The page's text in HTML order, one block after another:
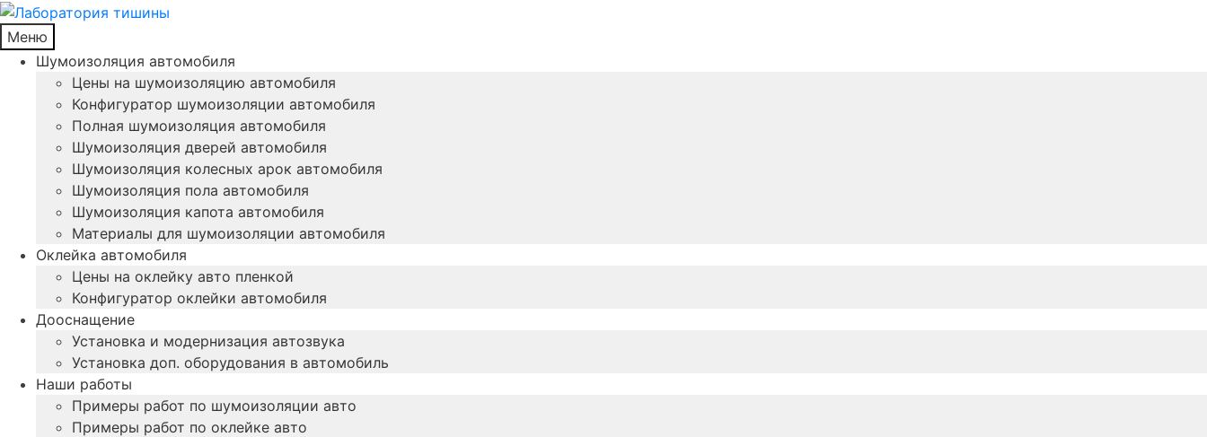
Меню
Шумоизоляция автомобиля
Цены на шумоизоляцию автомобиля
Конфигуратор шумоизоляции автомобиля
Полная шумоизоляция автомобиля
Шумоизоляция дверей автомобиля
Шумоизоляция колесных арок автомобиля
Шумоизоляция пола автомобиля
Шумоизоляция капота автомобиля
Материалы для шумоизоляции автомобиля
Оклейка автомобиля
Цены на оклейку авто пленкой
Конфигуратор оклейки автомобиля
Дооснащение
Установка и модернизация автозвука
Установка доп. оборудования в автомобиль
Наши работы
Примеры работ по шумоизоляции авто
Примеры работ по оклейке авто